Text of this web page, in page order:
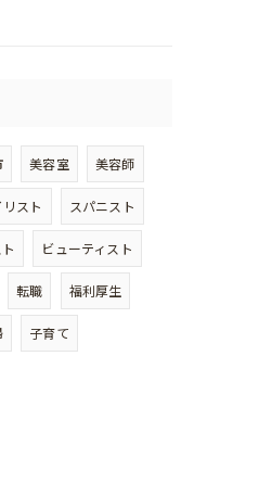
美容室 美容師
スト スパニスト
ビューティスト
転職 福利厚生
子育て